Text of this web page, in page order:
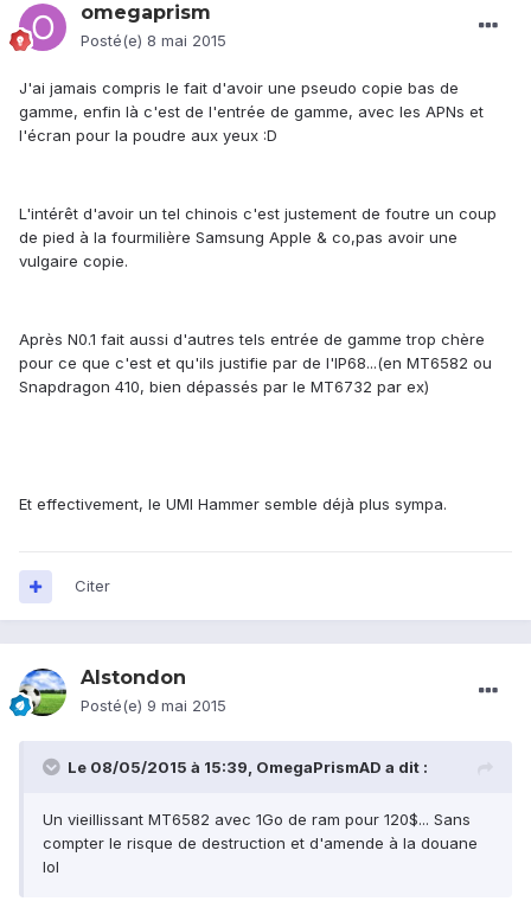
omegaprism
Posté(e) 8 mai 2015
J'ai jamais compris le fait d'avoir une pseudo copie bas de
gamme, enfin là c'est de l'entrée de gamme, avec les APNs et
l'écran pour la poudre aux yeux :D
L'intérêt d'avoir un tel chinois c'est justement de foutre un coup
de pied à la fourmilière Samsung Apple & co,pas avoir une
vulgaire copie.
Après N0.1 fait aussi d'autres tels entrée de gamme trop chère
pour ce que c'est et qu'ils justifie par de l'IP68...(en MT6582 ou
Snapdragon 410, bien dépassés par le MT6732 par ex)
Et effectivement, le UMI Hammer semble déjà plus sympa.
Citer
Alstondon
Posté(e) 9 mai 2015
Le 08/05/2015 à 15:39, OmegaPrismAD a dit :
Un vieillissant MT6582 avec 1Go de ram pour 120$... Sans
compter le risque de destruction et d'amende à la douane
lol